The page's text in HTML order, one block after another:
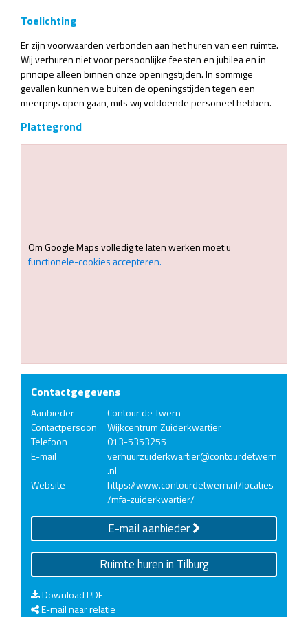
Toelichting
Er zijn voorwaarden verbonden aan het huren van een ruimte.
Wij verhuren niet voor persoonlijke feesten en jubilea en in
principe alleen binnen onze openingstijden. In sommige
gevallen kunnen we buiten de openingstijden tegen een
meerprijs open gaan, mits wij voldoende personeel hebben.
Plattegrond
Om Google Maps volledig te laten werken moet u
functionele-cookies accepteren.
Contactgegevens
Aanbieder
Contour de Twern
Contactpersoon
Wijkcentrum Zuiderkwartier
Telefoon
013-5353255
E-mail
verhuurzuiderkwartier@contourdetwern
.nl
Website
https://www.contourdetwern.nl/locaties
/mfa-zuiderkwartier/
E-mail aanbieder
Ruimte huren in Tilburg
Download PDF
E-mail naar relatie